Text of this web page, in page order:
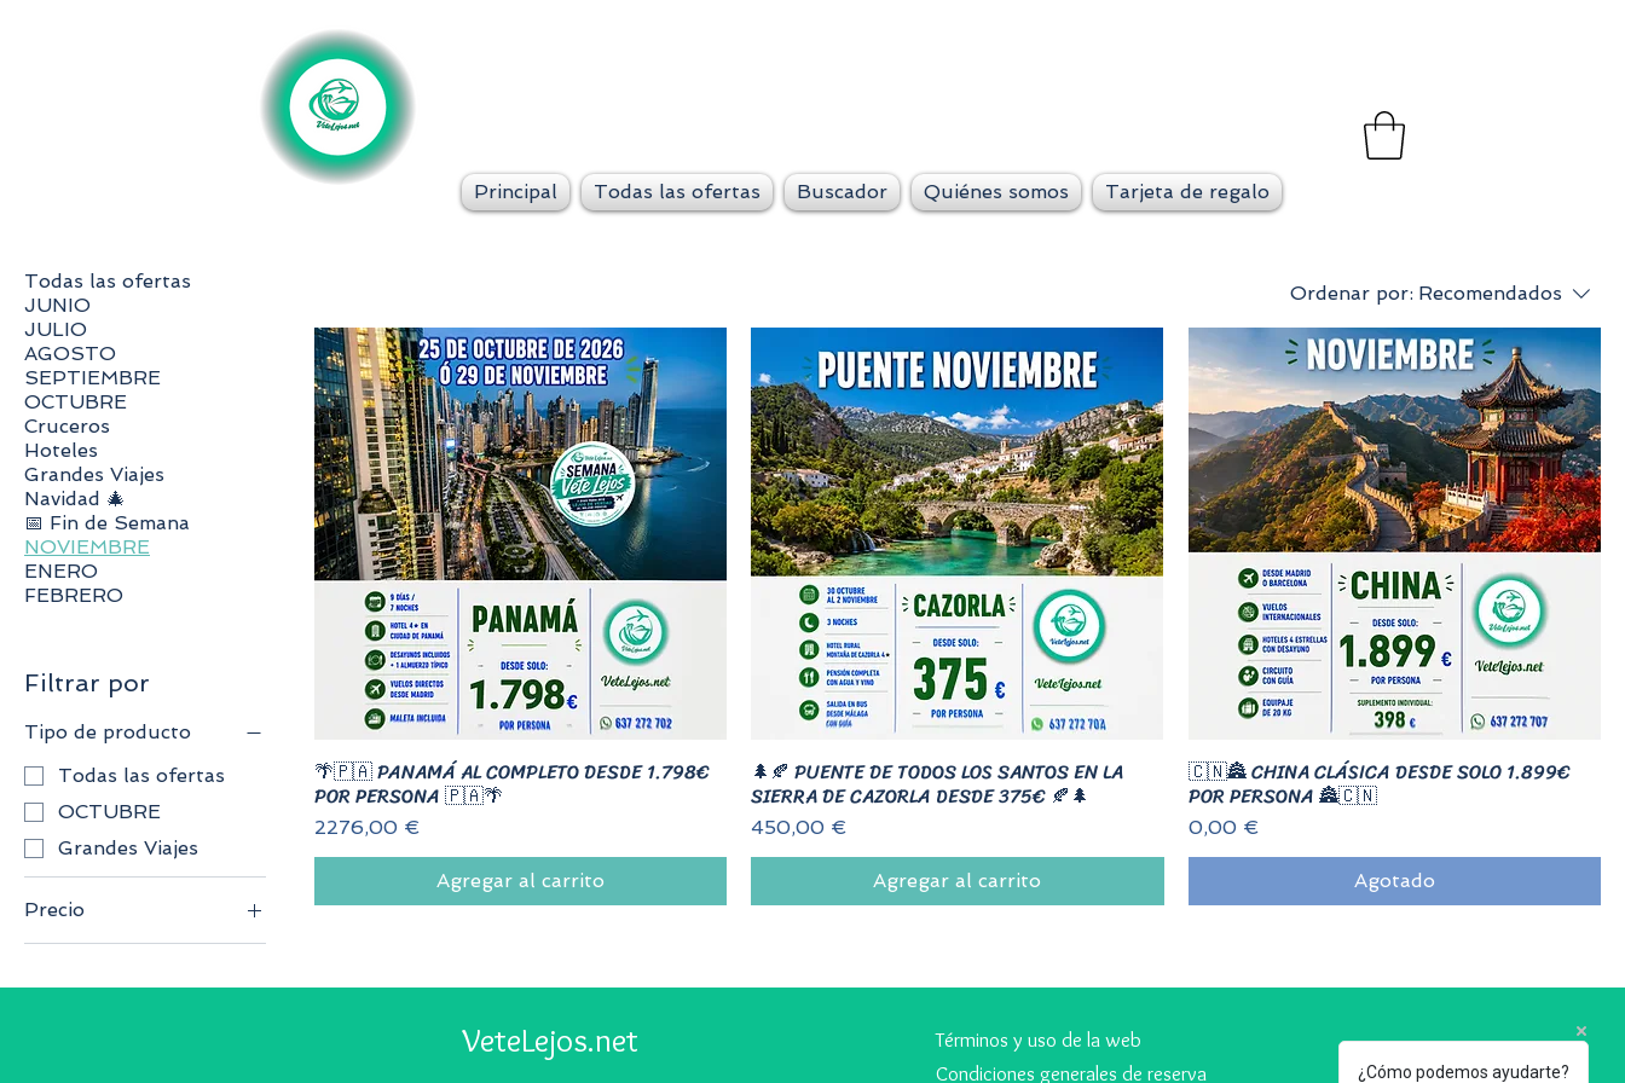
Principal Todas las ofertas Buscador Quiénes somos Tarjeta de regalo
Todas las ofertas
JUNIO
JULIO
AGOSTO
SEPTIEMBRE
OCTUBRE
Cruceros
Hoteles
Grandes Viajes
Navidad 🎄
📅 Fin de Semana
NOVIEMBRE
ENERO
FEBRERO
Filtrar por
Tipo de producto
Todas las ofertas
OCTUBRE
Grandes Viajes
Precio
Ordenar por: Recomendados
🌴🇵🇦 PANAMÁ AL COMPLETO DESDE 1.798€
POR PERSONA 🇵🇦🌴
Precio
2276,00 €
Agregar al carrito
🌲🍂 PUENTE DE TODOS LOS SANTOS EN LA
SIERRA DE CAZORLA DESDE 375€ 🍂🌲
Precio
450,00 €
Agregar al carrito
🇨🇳🏯 CHINA CLÁSICA DESDE SOLO 1.899€
POR PERSONA 🏯🇨🇳
Precio
0,00 €
Agotado
VeteLejos.net
Términos y uso de la web
Condiciones generales de reserva
¿Cómo podemos ayudarte?